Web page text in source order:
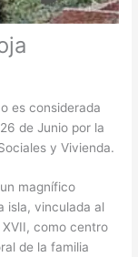
es considerada
de Junio por la
y Vivienda.
magnífico
isla, vinculada al
como centro
de la familia